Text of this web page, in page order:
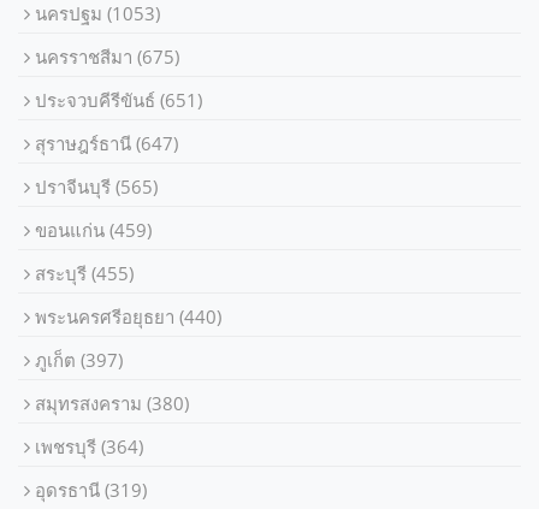
นครปฐม
(1053)
นครราชสีมา
(675)
ประจวบคีรีขันธ์
(651)
สุราษฎร์ธานี
(647)
ปราจีนบุรี
(565)
ขอนแก่น
(459)
สระบุรี
(455)
พระนครศรีอยุธยา
(440)
ภูเก็ต
(397)
สมุทรสงคราม
(380)
เพชรบุรี
(364)
อุดรธานี
(319)